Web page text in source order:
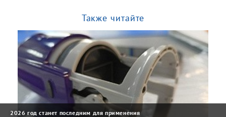
Также читайте
2026 год станет последним для применения